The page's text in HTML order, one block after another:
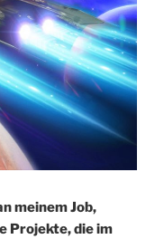
meinem Job,
Projekte, die im